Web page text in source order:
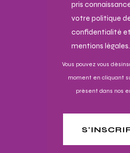
pris
votre politique
confidentialité et
mentions légales.
Vous pouvez vous
moment en cliquant
présent dans nos